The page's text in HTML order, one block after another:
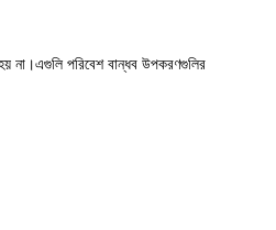
না।এগুলি পরিবেশ বান্ধব উপকরণগুলির